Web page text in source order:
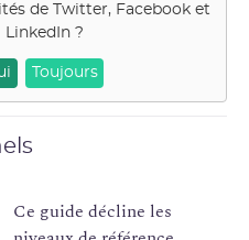
de Twitter, Facebook et
LinkedIn?
Toujours
Ce guide décline les